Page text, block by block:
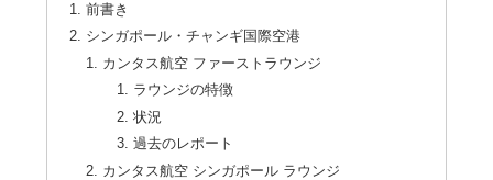
前書き
シンガポール・チャンギ国際空港
カンタス航空 ファーストラウンジ
ラウンジの特徴
状況
過去のレポート
カンタス航空 シンガポール ラウンジ